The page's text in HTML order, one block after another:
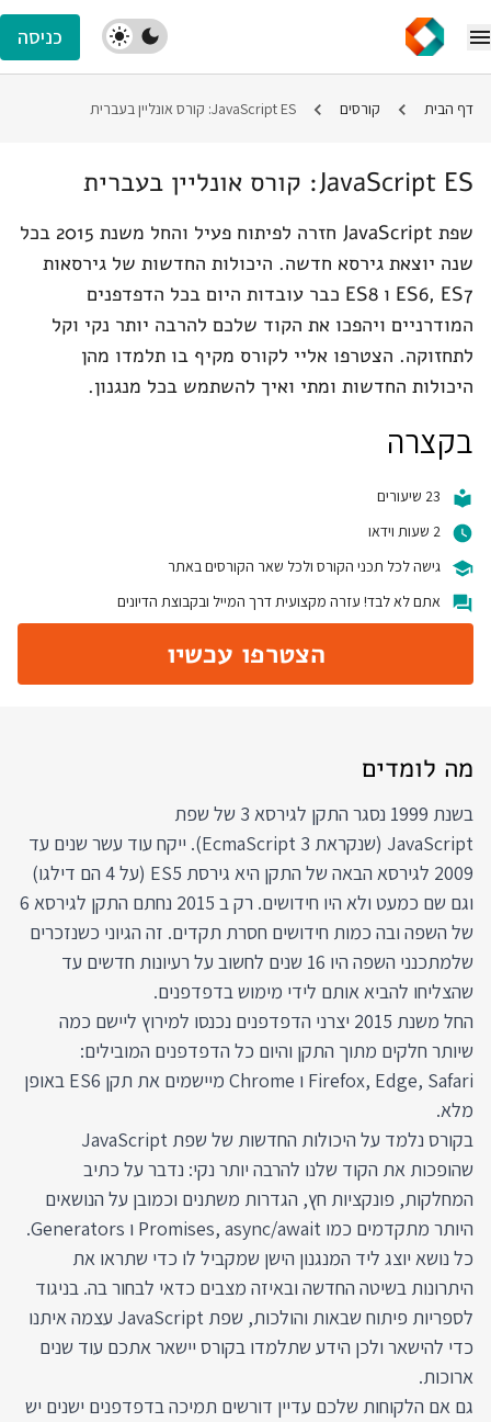
כניסה
דף הבית קורסים JavaScript ES: קורס אונליין בעברית
מה לומדים
בשנת 1999 נסגר התקן לגירסא 3 של שפת
JavaScript (שנקראת EcmaScript 3). ייקח עוד עשר שנים עד
2009 לגירסא הבאה של התקן היא גירסת ES5 (על 4 הם דילגו)
וגם שם כמעט ולא היו חידושים. רק ב 2015 נחתם התקן לגירסא 6
של השפה ובה כמות חידושים חסרת תקדים. זה הגיוני כשנזכרים
שלמתכנני השפה היו 16 שנים לחשוב על רעיונות חדשים עד
שהצליחו להביא אותם לידי מימוש בדפדפנים.
החל משנת 2015 יצרני הדפדפנים נכנסו למירוץ ליישם כמה
שיותר חלקים מתוך התקן והיום כל הדפדפנים המובילים:
Firefox, Edge, Safari ו Chrome מיישמים את תקן ES6 באופן
מלא.
בקורס נלמד על היכולות החדשות של שפת JavaScript
שהופכות את הקוד שלנו להרבה יותר נקי: נדבר על כתיב
המחלקות, פונקציות חץ, הגדרות משתנים וכמובן על הנושאים
היותר מתקדמים כמו Promises, async/await ו Generators.
כל נושא יוצג ליד המנגנון הישן שמקביל לו כדי שתראו את
היתרונות בשיטה החדשה ובאיזה מצבים כדאי לבחור בה. בניגוד
לספריות פיתוח שבאות והולכות, שפת JavaScript עצמה איתנו
כדי להישאר ולכן הידע שתלמדו בקורס יישאר אתכם עוד שנים
ארוכות.
גם אם הלקוחות שלכם עדיין דורשים תמיכה בדפדפנים ישנים יש
JavaScript ES: קורס אונליין בעברית
שפת JavaScript חזרה לפיתוח פעיל והחל משנת 2015 בכל
שנה יוצאת גירסא חדשה. היכולות החדשות של גירסאות
ES6, ES7 ו ES8 כבר עובדות היום בכל הדפדפנים
המודרניים ויהפכו את הקוד שלכם להרבה יותר נקי וקל
לתחזוקה. הצטרפו אליי לקורס מקיף בו תלמדו מהן
היכולות החדשות ומתי ואיך להשתמש בכל מנגנון.
בקצרה
23 שיעורים
2 שעות וידאו
גישה לכל תכני הקורס ולכל שאר הקורסים באתר
אתם לא לבד! עזרה מקצועית דרך המייל ובקבוצת הדיונים
הצטרפו עכשיו